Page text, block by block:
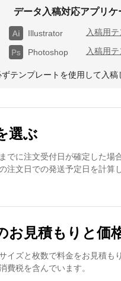
データ入稿対応アプリケ
Illustrator 入稿用
Photoshop 入稿用
ずテンプレートを使用して入稿
選ぶ
でに注文受付日が確定した場
注文日での発送予定日を計算
お見積もりと価
イズと枚数で料金をお見積も
費税を含んでいます。